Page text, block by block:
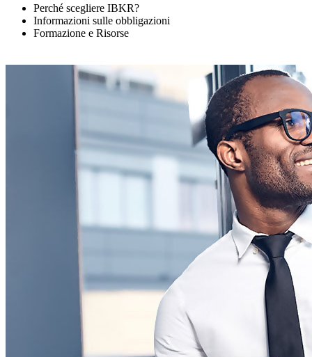
Perché scegliere IBKR?
Informazioni sulle obbligazioni
Formazione e Risorse